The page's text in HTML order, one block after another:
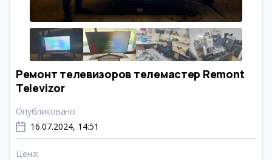
Ремонт телевизоров телемастер Remont
Televizor
Опубликовано:
16.07.2024, 14:51
Цена: